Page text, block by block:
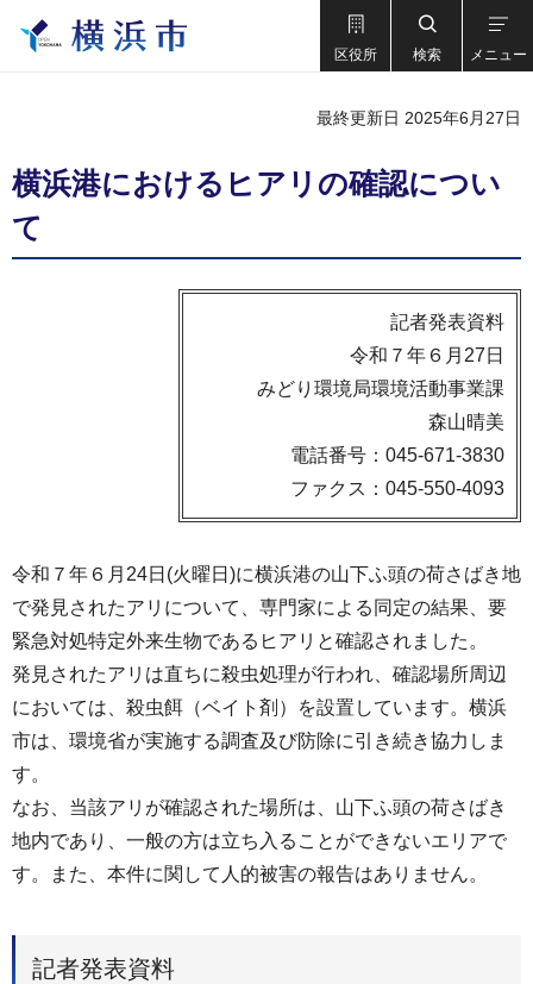
区役所 検索 メニュー
最終更新日 2025年6月27日
横浜港におけるヒアリの確認につい
て
記者発表資料
令和７年６月27日
みどり環境局環境活動事業課
森山晴美
電話番号：045-671-3830
ファクス：045-550-4093
令和７年６月24日(火曜日)に横浜港の山下ふ頭の荷さばき地
で発見されたアリについて、専門家による同定の結果、要
緊急対処特定外来生物であるヒアリと確認されました。
発見されたアリは直ちに殺虫処理が行われ、確認場所周辺
においては、殺虫餌（ベイト剤）を設置しています。横浜
市は、環境省が実施する調査及び防除に引き続き協力しま
す。
なお、当該アリが確認された場所は、山下ふ頭の荷さばき
地内であり、一般の方は立ち入ることができないエリアで
す。また、本件に関して人的被害の報告はありません。
記者発表資料